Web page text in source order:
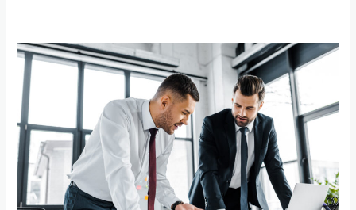
Quando
eu
tenho
direito
a
receber
mesmo